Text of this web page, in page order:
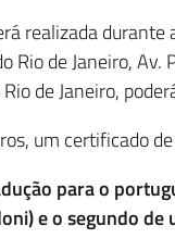
realizada
Rio de Janeiro,
de Janeiro,
um certificado
para o
e o segundo